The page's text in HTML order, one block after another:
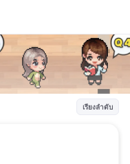
เรียงลำดับ